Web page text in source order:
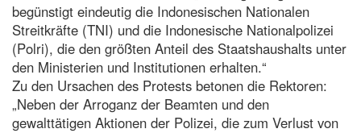
begünstigt eindeutig die Indonesischen Nationalen
Streitkräfte (TNI) und die Indonesische Nationalpolizei
(Polri), die den größten Anteil des Staatshaushalts unter
den Ministerien und Institutionen erhalten.“
Zu den Ursachen des Protests betonen die Rektoren:
„Neben der Arroganz der Beamten und den
gewalttätigen Aktionen der Polizei, die zum Verlust von